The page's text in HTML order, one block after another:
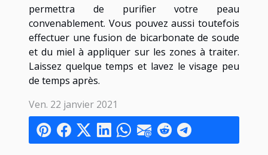
permettra de purifier votre peau
convenablement. Vous pouvez aussi toutefois
effectuer une fusion de bicarbonate de soude
et du miel à appliquer sur les zones à traiter.
Laissez quelque temps et lavez le visage peu
de temps après.
Ven. 22 janvier 2021